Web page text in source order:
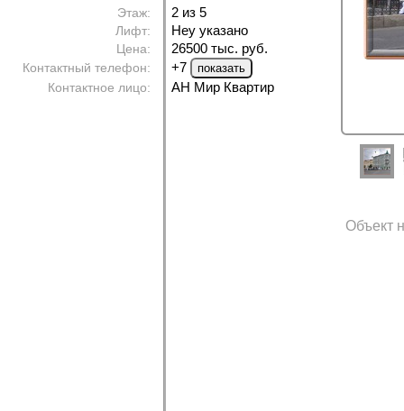
Этаж: 2 из 5
Лифт: Неу указано
Цена: 26500 тыс. руб.
Контактный телефон: +7
Контактное лицо: АН Мир Квартир
Объект